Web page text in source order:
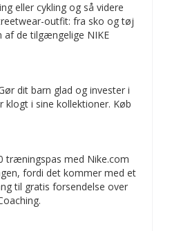
eller cykling og så videre
outfit: fra sko og tøj
af de tilgængelige NIKE
dit barn glad og invester i
i sine kollektioner. Køb
træningspas med Nike.com
fordi det kommer med et
til gratis forsendelse over